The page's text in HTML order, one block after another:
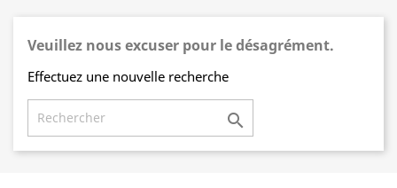
Veuillez nous excuser pour le désagrément.
Effectuez une nouvelle recherche
